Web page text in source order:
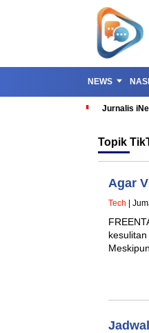
NEWS
Jurnalis
Topik
Agar
Tech |